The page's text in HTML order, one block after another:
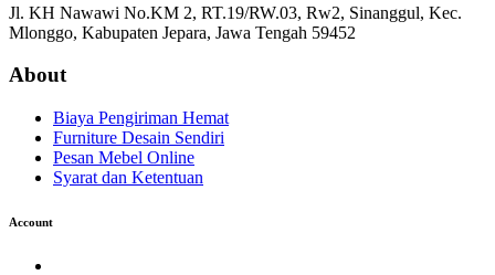
Jl. KH Nawawi No.KM 2, RT.19/RW.03, Rw2, Sinanggul, Kec.
Mlonggo, Kabupaten Jepara, Jawa Tengah 59452
About
Biaya Pengiriman Hemat
Furniture Desain Sendiri
Pesan Mebel Online
Syarat dan Ketentuan
Account